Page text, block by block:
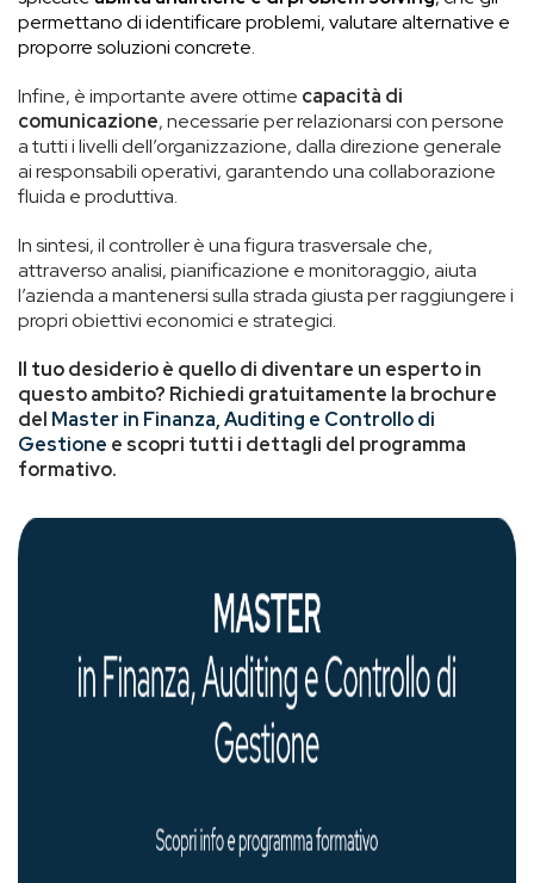
permettano di identificare problemi, valutare alternative e
proporre soluzioni concrete.
Infine, è importante avere ottime capacità di
comunicazione, necessarie per relazionarsi con persone
a tutti i livelli dell’organizzazione, dalla direzione generale
ai responsabili operativi, garantendo una collaborazione
fluida e produttiva.
In sintesi, il controller è una figura trasversale che,
attraverso analisi, pianificazione e monitoraggio, aiuta
l’azienda a mantenersi sulla strada giusta per raggiungere i
propri obiettivi economici e strategici.
Il tuodesiderio è quello di diventare un esperto in
questo ambito? Richiedi gratuitamente la brochure
del Master in Finanza, Auditing e Controllo di
Gestione e scopri tutti i dettagli del programma
formativo.